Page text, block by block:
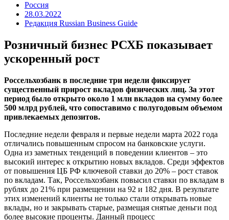
Россия
28.03.2022
Редакция Russian Business Guide
Розничный бизнес РСХБ показывает
ускоренный рост
Россельхозбанк в последние три недели фиксирует
существенный прирост вкладов физических лиц. За этот
период было открыто около 1 млн вкладов на сумму более
500 млрд рублей, что сопоставимо с полугодовым объемом
привлекаемых депозитов.
Последние недели февраля и первые недели марта 2022 года
отличались повышенным спросом на банковские услуги.
Одна из заметных тенденций в поведении клиентов – это
высокий интерес к открытию новых вкладов. Среди эффектов
от повышения ЦБ РФ ключевой ставки до 20% – рост ставок
по вкладам. Так, Россельхозбанк повысил ставки по вкладам в
рублях до 21% при размещении на 92 и 182 дня. В результате
этих изменений клиенты не только стали открывать новые
вклады, но и закрывать старые, размещая снятые деньги под
более высокие проценты. Данный процесс